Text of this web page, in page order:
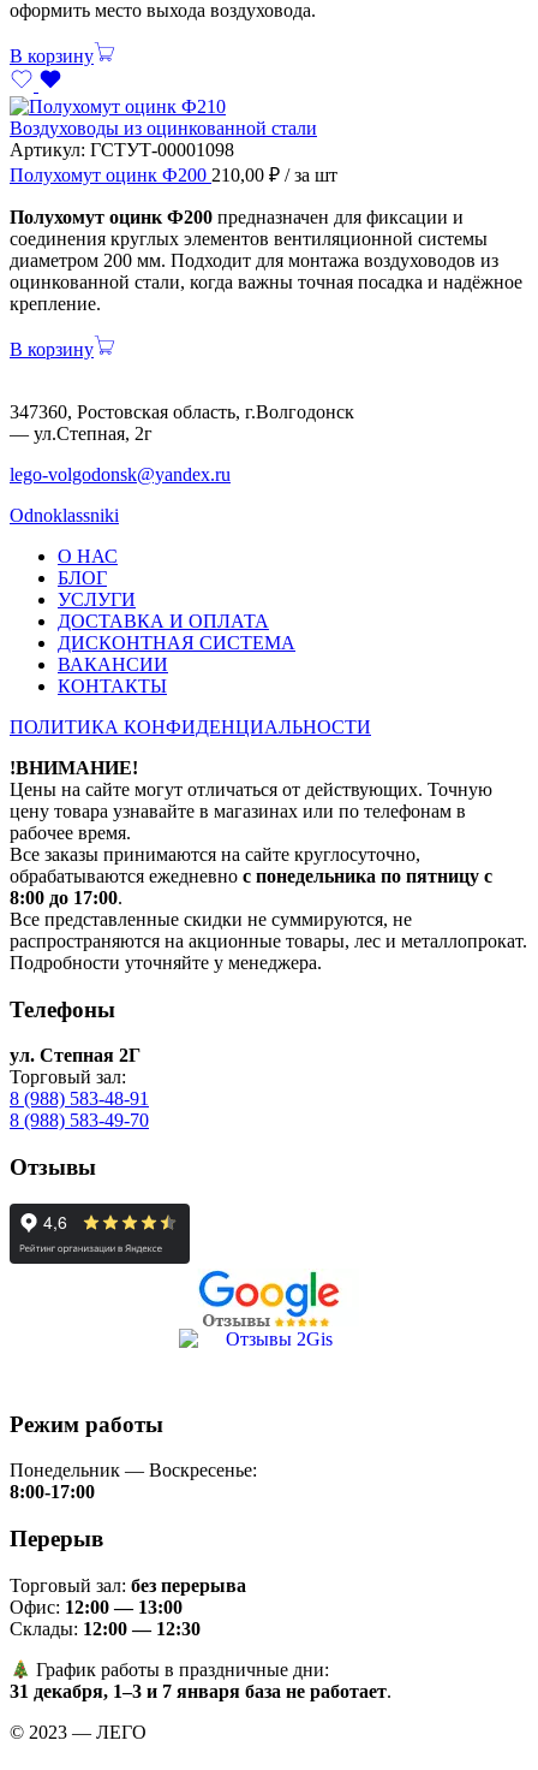
оформить место выхода воздуховода.
В корзину
Воздуховоды из оцинкованной стали
Артикул: ГСТУТ-00001098
Полухомут оцинк Ф200 210,00 ₽ / за шт
Полухомут оцинк Ф200 предназначен для фиксации и
соединения круглых элементов вентиляционной системы
диаметром 200 мм. Подходит для монтажа воздуховодов из
оцинкованной стали, когда важны точная посадка и надёжное
крепление.
В корзину
347360, Ростовская область, г.Волгодонск
— ул.Степная, 2г
lego-volgodonsk@yandex.ru
Odnoklassniki
О НАС
БЛОГ
УСЛУГИ
ДОСТАВКА И ОПЛАТА
ДИСКОНТНАЯ СИСТЕМА
ВАКАНСИИ
КОНТАКТЫ
ПОЛИТИКА КОНФИДЕНЦИАЛЬНОСТИ
!ВНИМАНИЕ!
Цены на сайте могут отличаться от действующих. Точную
цену товара узнавайте в магазинах или по телефонам в
рабочее время.
Все заказы принимаются на сайте круглосуточно,
обрабатываются ежедневно с понедельника по пятницу с
8:00 до 17:00.
Все представленные скидки не суммируются, не
распространяются на акционные товары, лес и металлопрокат.
Подробности уточняйте у менеджера.
Телефоны
ул. Степная 2Г
Торговый зал:
8 (988) 583-48-91
8 (988) 583-49-70
Отзывы
Режим работы
Понедельник — Воскресенье:
8:00-17:00
Перерыв
Торговый зал: без перерыва
Офис: 12:00 — 13:00
Склады: 12:00 — 12:30
График работы в праздничные дни:
31 декабря, 1–3 и 7 января база не работает.
© 2023 — ЛЕГО